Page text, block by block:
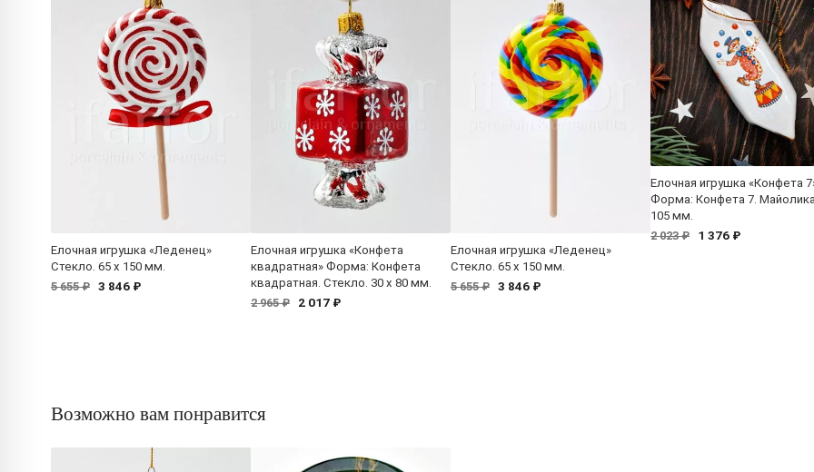
Елочная игрушка «Леденец»
Стекло. 65 x 150 мм.
5 655 ₽ 3 846 ₽
Елочная игрушка «Конфета
квадратная» Форма: Конфета
квадратная. Стекло. 30 x 80 мм.
2 965 ₽
2 017 ₽
Елочная игрушка «Леденец»
Стекло. 65 x 150 мм.
5 655 ₽ 3 846 ₽
Елочная игрушка «Конфета
Форма: Конфета 7.
105 мм.
2 023 ₽
1 376 ₽
Возможно вам понравится